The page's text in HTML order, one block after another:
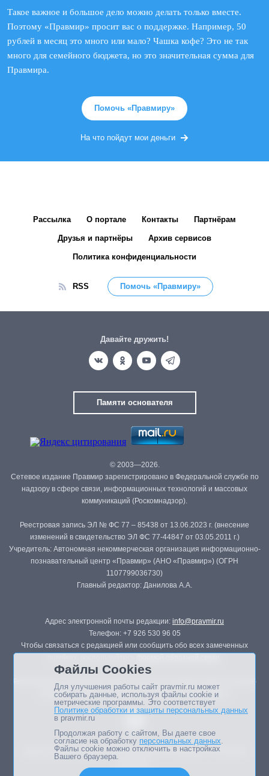
Такое важное и большое дело можно делать только вместе.
Поэтому «Правмир» просит вас о поддержке. Например, 50
рублей в месяц это много или мало? Чашка кофе? Это не так
много для семейного бюджета, но это значительная сумма для
Правмира.
Помочь «Правмиру»
На что пойдут мои деньги
Рассылка О портале Контакты Партнёрам
Друзья и партнёры Архив сервисов
Политика конфиденциальности
RSS Помочь «Правмиру»
Давайте дружить!
Памяти основателя
© 2003—2026.
Сетевое издание Правмир зарегистрировано в Федеральной службе по
надзору в сфере связи, информационных технологий и массовых
коммуникаций (Роскомнадзор).
Реестровая запись ЭЛ № ФС 77 – 85438 от 13.06.2023 г. (внесение
изменений в свидетельство ЭЛ ФС 77-44847 от 03.05.2011 г.)
Учредитель: Автономная некоммерческая организация информационно-
познавательный центр «Правмир» (АНО «Правмир») (ОГРН
1107799036730)
Главный редактор: Данилова А.А.
Адрес электронной почты редакции: info@pravmir.ru
Телефон: +7 926 530 96 05
Чтобы связаться с редакцией или сообщить обо всех замеченных
Републикация материалов сайта в печатных изданиях (книгах, прессе)
возможна только с письменного разрешения редакции.
Мнение авторов статей портала может не совпадать с позицией
Файлы Cookies
Для улучшения работы сайт pravmir.ru может
собирать данные, используя файлы cookie и
метрические программы. Это соответствует
Политике обработки и защиты персональных данных
в pravmir.ru
Продолжая работу с сайтом, Вы даете свое
согласие на обработку персональных данных.
Файлы cookie можно отключить в настройках
Вашего браузера.